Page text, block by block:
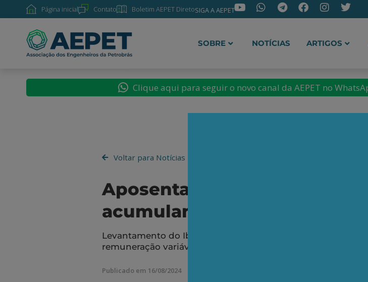
Página inicial Contato Boletim AEPET DiretoSIGA A AEPET
SOBRE NOTÍCIAS ARTIGOS
Clique aqui para seguir o novo canal da AEPET no
Voltar para Notícias
Aposentados e pensionistas
acumulam perdas de até
Levantamento do Ibeps revela defasagem aprofundada
remuneração variável e repactuação na Petros
Publicado em 16/08/2024